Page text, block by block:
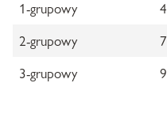
1-grupowy
2-grupowy
3-grupowy